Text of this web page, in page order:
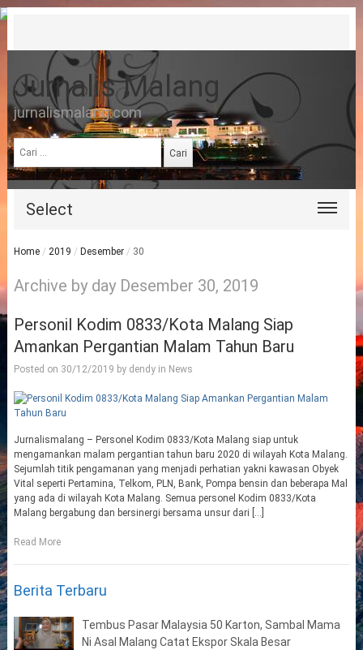
Jurnalis Malang
jurnalismalang.com
Cari
untuk:
Select
Home / 2019 / Desember / 30
Archive by day Desember 30, 2019
Personil Kodim 0833/Kota Malang Siap
Amankan Pergantian Malam Tahun Baru
Posted on 30/12/2019 by dendyin News
Jurnalismalang – Personel Kodim 0833/Kota Malang siap untuk
mengamankan malam pergantian tahun baru 2020 di wilayah Kota Malang.
Sejumlah titik pengamanan yang menjadi perhatian yakni kawasan Obyek
Vital seperti Pertamina, Telkom, PLN, Bank, Pompa bensin dan beberapa Mal
yang ada di wilayah Kota Malang. Semua personel Kodim 0833/Kota
Malang bergabung dan bersinergi bersama unsur dari […]
Read More
Berita Terbaru
Tembus Pasar Malaysia 50 Karton, Sambal Mama
Ni Asal Malang Catat Ekspor Skala Besar